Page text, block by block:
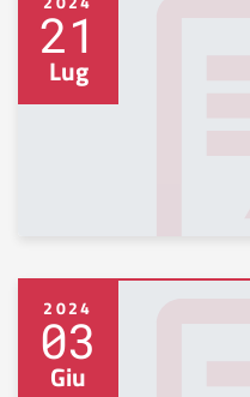
21
Lug
2024
03
Giu